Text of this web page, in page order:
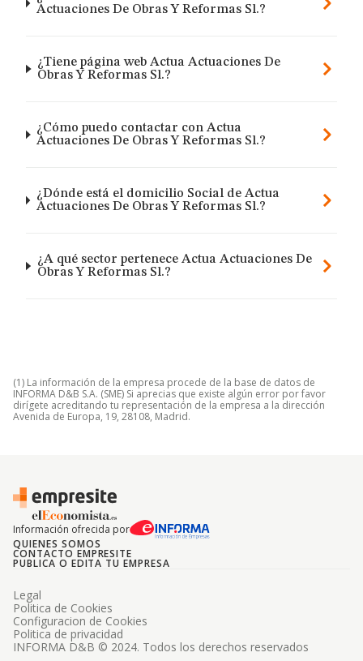
Actuaciones De Obras Y Reformas Sl.?
¿Tiene página web Actua Actuaciones De
Obras Y Reformas Sl.?
¿Cómo puedo contactar con Actua
Actuaciones De Obras Y Reformas Sl.?
¿Dónde está el domicilio Social de Actua
Actuaciones De Obras Y Reformas Sl.?
¿A qué sector pertenece Actua Actuaciones De
Obras Y Reformas Sl.?
(1) La información de la empresa procede de la base de datos de
INFORMA D&B S.A. (SME) Si aprecias que existe algún error por favor
dirígete acreditando tu representación de la empresa a la dirección
Avenida de Europa, 19, 28108, Madrid.
Información ofrecida por
QUIENES SOMOS
CONTACTO EMPRESITE
PUBLICA O EDITA TU EMPRESA
INFORMA D&B © 2024. Todos los derechos reservados
Legal
Politica de Cookies
Configuracion de Cookies
Politica de privacidad